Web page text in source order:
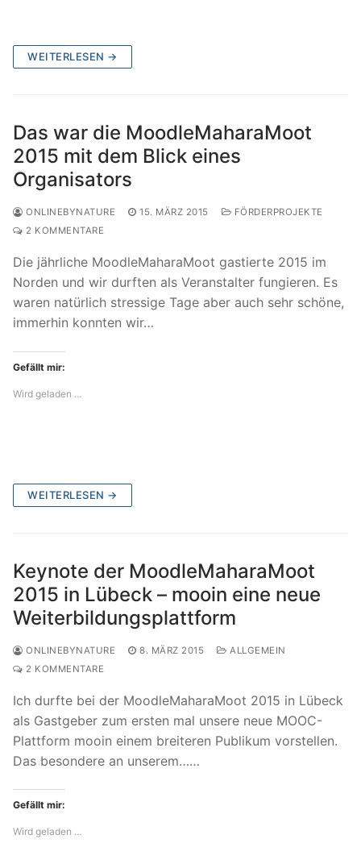
WEITERLESEN →
Das war die MoodleMaharaMoot
2015 mit dem Blick eines
Organisators
ONLINEBYNATURE 15. MÄRZ 2015
FÖRDERPROJEKTE
2 KOMMENTARE
Die jährliche MoodleMaharaMoot gastierte 2015 im
Norden und wir durften als Veranstalter fungieren. Es
waren natürlich stressige Tage aber auch sehr schöne,
immerhin konnten wir…
Gefällt mir:
Wird geladen …
WEITERLESEN →
Keynote der MoodleMaharaMoot
2015 in Lübeck – mooin eine neue
Weiterbildungsplattform
ONLINEBYNATURE 8. MÄRZ 2015
ALLGEMEIN
2 KOMMENTARE
Ich durfte bei der MoodleMaharaMoot 2015 in Lübeck
als Gastgeber zum ersten mal unsere neue MOOC-
Plattform mooin einem breiteren Publikum vorstellen.
Das besondere an unserem……
Gefällt mir:
Wird geladen …